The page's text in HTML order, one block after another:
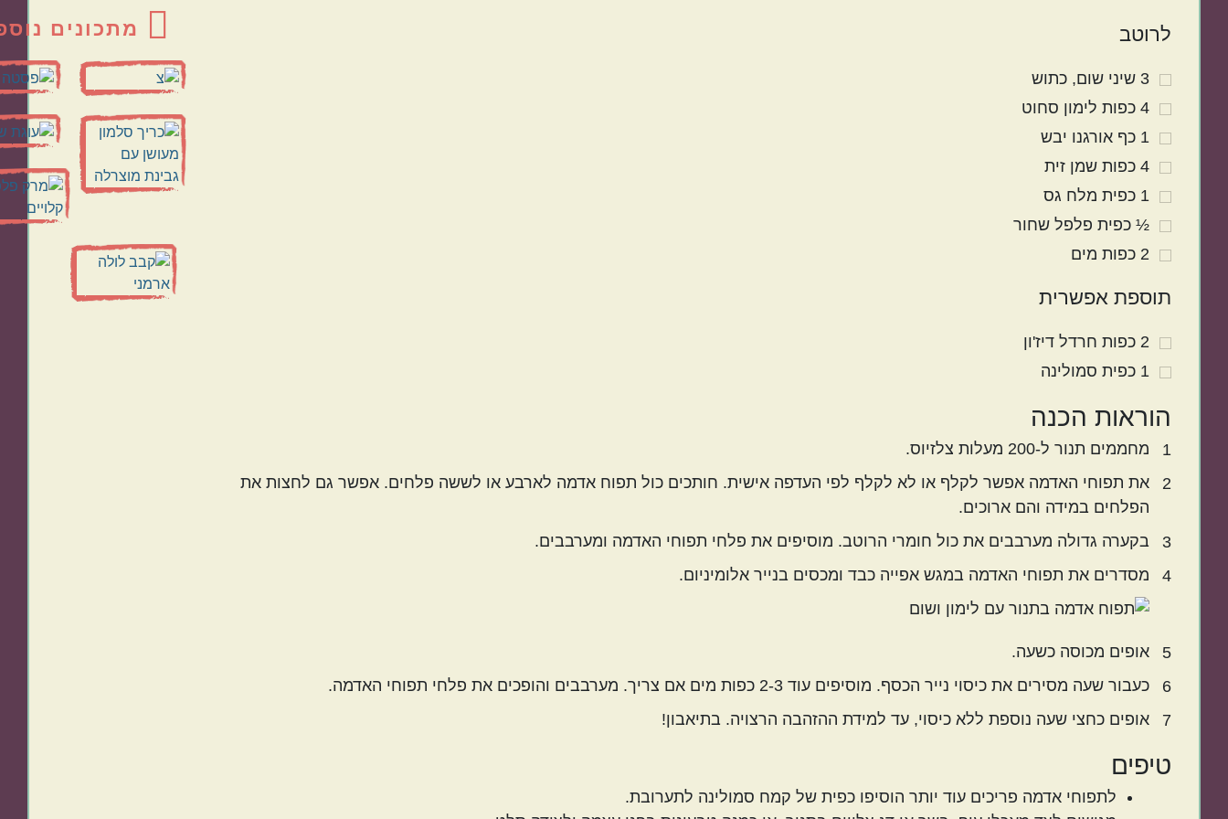
לרוטב
3 שיני שום כתוש
4 כפות לימון סחוט
1 כף אורגנו יבש
4 כפות שמן זית
1 כפית מלח גס
½ כפית פלפל שחור
2 כפות מים
תוספת אפשרית
2 כפות חרדל דיז'ון
1 כפית סמולינה
הוראות הכנה
1
מחממים תנור ל-200 מעלות צלזיוס.
2
את תפוחי האדמה אפשר לקלף או לא לקלף לפי העדפה אישית. חותכים כול תפוח אדמה לארבע או לששה פלחים. אפשר גם לחצות את
הפלחים במידה והם ארוכים.
3
בקערה גדולה מערבבים את כול חומרי הרוטב. מוסיפים את פלחי תפוחי האדמה ומערבבים.
4
מסדרים את תפוחי האדמה במגש אפייה כבד ומכסים בנייר אלומיניום.
5
אופים מכוסה כשעה.
6
כעבור שעה מסירים את כיסוי נייר הכסף. מוסיפים עוד 2-3 כפות מים אם צריך. מערבבים והופכים את פלחי תפוחי האדמה.
7
אופים כחצי שעה נוספת ללא כיסוי, עד למידת ההזהבה הרצויה. בתיאבון!
טיפים
לתפוחי אדמה פריכים עוד יותר הוסיפו כפית של קמח סמולינה לתערובת.
מתכונים